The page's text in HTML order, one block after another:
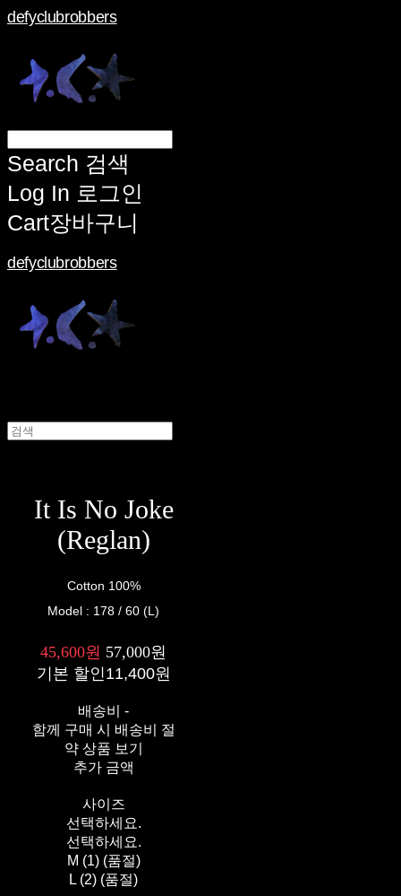
defyclubrobbers
Search 검색
Log In 로그인
Cart장바구니
defyclubrobbers
It Is No Joke
(Reglan)
Cotton 100%
Model : 178 / 60 (L)
45,600원 57,000원
기본 할인 11,400원
배송비-
함께 구매 시 배송비 절
약 상품 보기
추가 금액
사이즈
선택하세요.
선택하세요.
M (1) (품절)
L (2) (품절)